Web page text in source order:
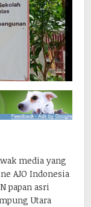
media yang
AJO Indonesia
papan asri
Utara